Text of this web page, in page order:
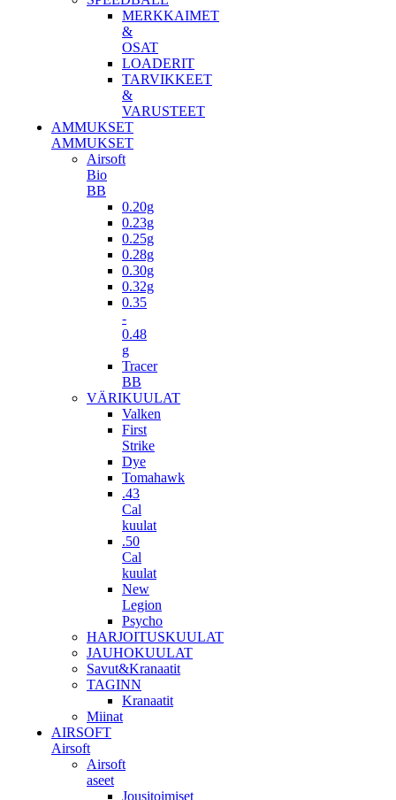
MERKKAIMET
&
OSAT
LOADERIT
TARVIKKEET
&
VARUSTEET
AMMUKSET
AMMUKSET
Airsoft
Bio
BB
0.20g
0.23g
0.25g
0.28g
0.30g
0.32g
0.35
-
0.48
g
Tracer
BB
VÄRIKUULAT
Valken
First
Strike
Dye
Tomahawk
.43
Cal
kuulat
.50
Cal
kuulat
New
Legion
Psycho
HARJOITUSKUULAT
JAUHOKUULAT
Savut&Kranaatit
TAGINN
Kranaatit
Miinat
AIRSOFT
Airsoft
Airsoft
aseet
Jousitoimiset